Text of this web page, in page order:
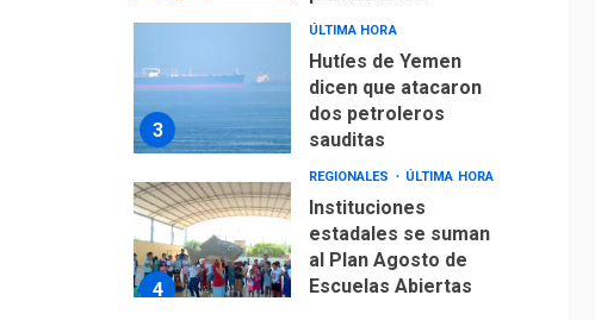
4
estadales se suman
al Plan Agosto de
Escuelas Abiertas
2026
5
ÚLTIMA HORA
Concejo Municipal de
Mariño respalda a
Cámara de Comercio
para reforma de Ley